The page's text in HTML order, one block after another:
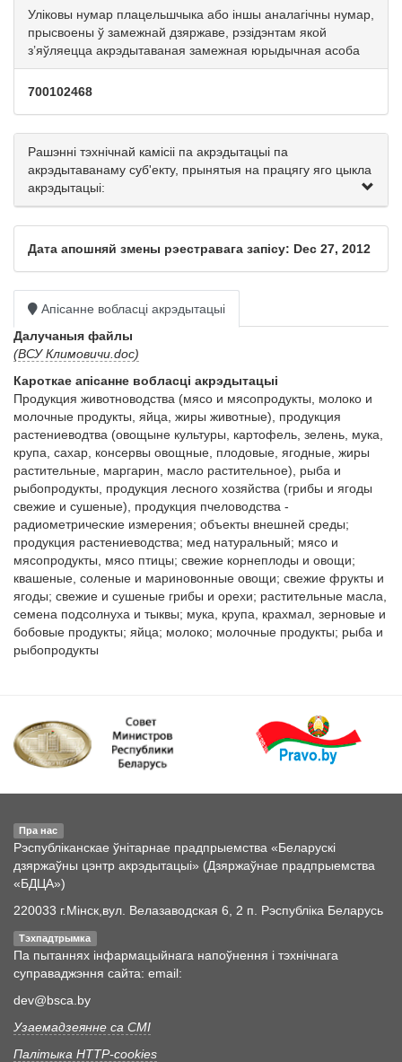
Уліковы нумар плацельшчыка або іншы аналагічны нумар,
прысвоены ў замежнай дзяржаве, рэзідэнтам якой
з’яўляецца акрэдытаваная замежная юрыдычная асоба
700102468
Рашэнні тэхнічнай камісіі па акрэдытацыі па
акрэдытаванаму суб'екту, прынятыя на працягу яго цыкла
акрэдытацыі:
Дата апошняй змены рэестравага запісу: Dec 27, 2012
Апісанне вобласці акрэдытацыі
Далучаныя файлы
(ВСУ Климовичи.doc)
Кароткае апісанне вобласці акрэдытацыі
Продукция животноводства (мясо и мясопродукты, молоко и
молочные продукты, яйца, жиры животные), продукция
растениеводтва (овощыне культуры, картофель, зелень, мука,
крупа, сахар, консервы овощные, плодовые, ягодные, жиры
растительные, маргарин, масло растительное), рыба и
рыбопродукты, продукция лесного хозяйства (грибы и ягоды
свежие и сушеные), продукция пчеловодства -
радиометрические измерения; объекты внешней среды;
продукция растениеводства; мед натуральный; мясо и
мясопродукты, мясо птицы; свежие корнеплоды и овощи;
квашеные, соленые и мариновонные овощи; свежие фрукты и
ягоды; свежие и сушеные грибы и орехи; растительные масла,
семена подсолнуха и тыквы; мука, крупа, крахмал, зерновые и
бобовые продукты; яйца; молоко; молочные продукты; рыба и
рыбопродукты
Пра нас
Рэспубліканскае ўнітарнае прадпрыемства «Беларускі
дзяржаўны цэнтр акрэдытацыі» (Дзяржаўнае прадпрыемства
«БДЦА»)
220033 г.Мінск,вул. Велазаводская 6, 2 п. Рэспубліка Беларусь
Тэхпадтрымка
Па пытаннях інфармацыйнага напоўнення і тэхнічнага
суправаджэння сайта: email:
dev@bsca.by
Узаемадзеянне са СМІ
Палітыка HTTP-cookies